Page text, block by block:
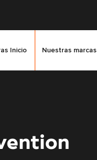
Inicio Nuestras marcas